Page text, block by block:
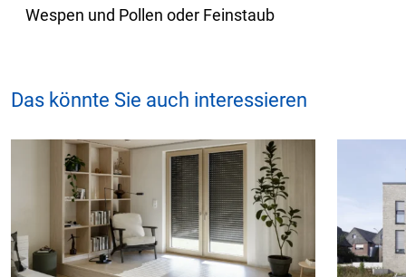
Wespen und Pollen oder Feinstaub
Das könnte Sie auch interessieren